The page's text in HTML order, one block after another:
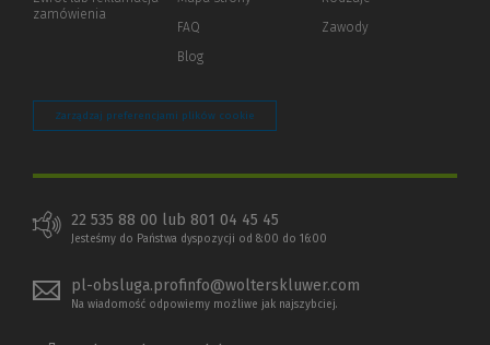
zamówienia
FAQ
Blog
Zawody
Zarządzaj preferencjami plików cookie
22 535 88 00 lub 801 04 45 45
Jesteśmy do Państwa dyspozycji od 8:00 do 16:00
pl-obsluga.profinfo@wolterskluwer.com
Na wiadomość odpowiemy możliwe jak najszybciej.